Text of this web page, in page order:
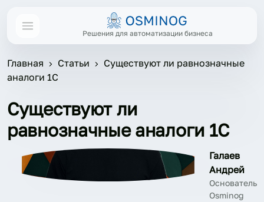
Решения для автоматизации бизнеса
Главная Статьи
Существуют ли равнозначные
аналоги 1С
Существуют ли
равнозначные аналоги 1С
Галаев
Андрей
Основатель
Osminog